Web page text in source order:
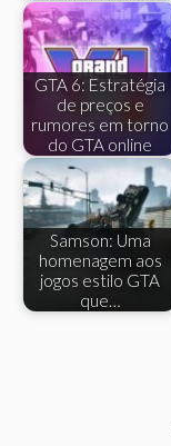
GTA 6: Estratégia
de preços e
rumores em torno
do GTA online
Samson: Uma
homenagem aos
jogos estilo GTA
que…